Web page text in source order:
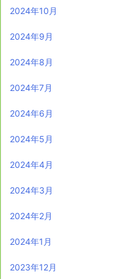
2024年10月
2024年9月
2024年8月
2024年7月
2024年6月
2024年5月
2024年4月
2024年3月
2024年2月
2024年1月
2023年12月